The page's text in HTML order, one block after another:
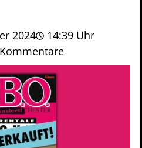
2024
14:39 Uhr